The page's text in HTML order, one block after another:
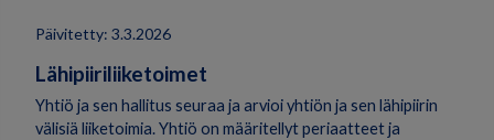
Päivitetty: 3.3.2026
Lähipiiriliiketoimet
Yhtiö ja sen hallitus seuraa ja arvioi yhtiön ja sen lähipiirin
välisiä liiketoimia. Yhtiö on määritellyt periaatteet ja